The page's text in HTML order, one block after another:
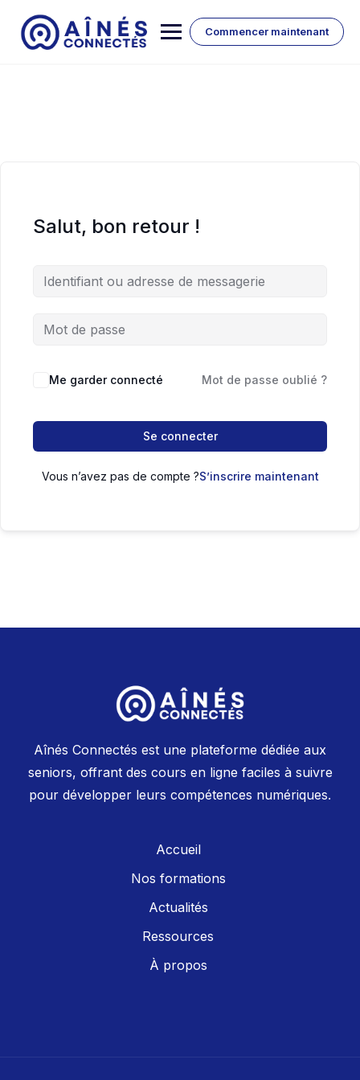
content
Commencer maintenant
Salut, bon retour !
Me garder connecté Mot de passe oublié ?
Se connecter
Vous n’avez pas de compte ?S’inscrire maintenant
Aînés Connectés est une plateforme dédiée aux
seniors, offrant des cours en ligne faciles à suivre
pour développer leurs compétences numériques.
Accueil
Nos formations
Actualités
Ressources
À propos